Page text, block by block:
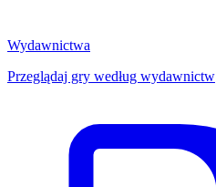
Wydawnictwa
Przeglądaj gry według wydawnictw